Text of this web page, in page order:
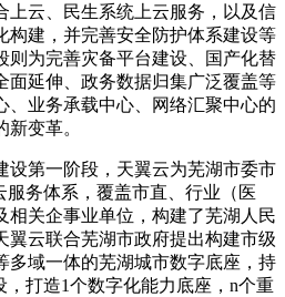
上云、民生系统上云服务，以及信
构建，并完善安全防护体系建设等
则为完善灾备平台建设、国产化替
面延伸、政务数据归集广泛覆盖等
、业务承载中心、网络汇聚中心的
变革。
设第一阶段，天翼云为芜湖市委市
服务体系，覆盖市直、行业（医
相关企事业单位，构建了芜湖人民
翼云联合芜湖市政府提出构建市级
多域一体的芜湖城市数字底座，持
，打造1个数字化能力底座，n个重